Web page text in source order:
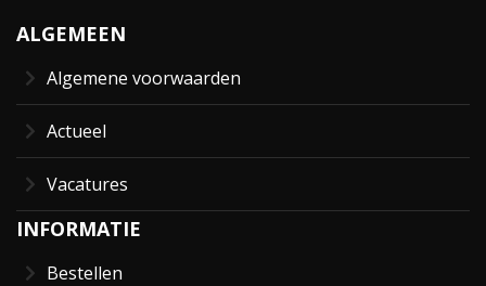
ALGEMEEN
Algemene voorwaarden
Actueel
Vacatures
INFORMATIE
Bestellen